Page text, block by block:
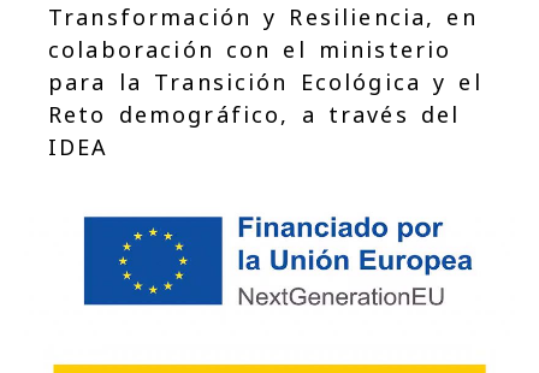
Transformación y Resiliencia, en
colaboración con el ministerio
para la Transición Ecológica y el
Reto demográfico, a través del
IDEA